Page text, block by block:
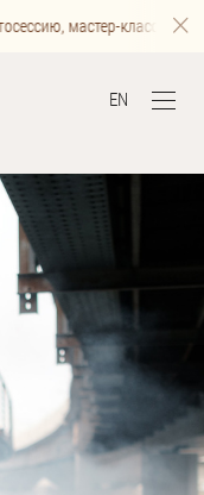
мастер-класс или
EN